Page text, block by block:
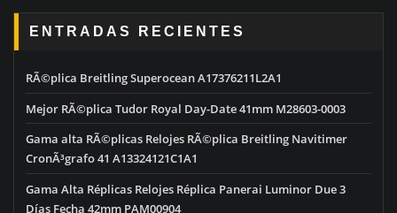
ENTRADAS RECIENTES
RÃ©plica Breitling Superocean A17376211L2A1
Mejor RÃ©plica Tudor Royal Day-Date 41mm M28603-0003
Gama alta RÃ©plicas Relojes RÃ©plica Breitling Navitimer
CronÃ³grafo 41 A13324121C1A1
Gama Alta Réplicas Relojes Réplica Panerai Luminor Due 3
Días Fecha 42mm PAM00904